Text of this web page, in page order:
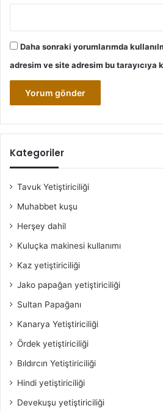
Daha sonraki yorumlarımda
adresim ve site adresim bu tarayıcıya
Kategoriler
Tavuk Yetiştiriciliği
Muhabbet kuşu
Herşey dahil
Kuluçka makinesi kullanımı
Kaz yetiştiriciliği
Jako papağan yetiştiriciliği
Sultan Papağanı
Kanarya Yetiştiriciliği
Ördek yetiştiriciliği
Bıldırcın Yetiştiriciliği
Hindi yetiştiriciliği
Devekuşu yetiştiriciliği